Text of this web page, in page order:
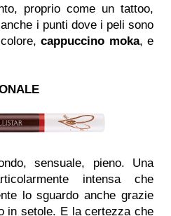
proprio come un tattoo,
i punti dove i peli sono
cappuccino moka, e
sensuale, pieno. Una
intensa che
lo sguardo anche grazie
in setole. E la certezza che